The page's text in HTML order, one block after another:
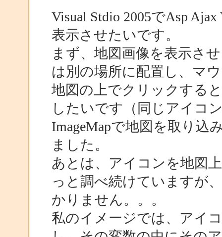
Visual Stdio 2005でAsp
表示させたいです。
まず、地図画像を表示さ
は別の場所に配置し、マ
地図の上でクリックする
したいです（同じアイコ
ImageMapで地図を取り込
ました。
あとは、アイコンを地図
っと調べ続けていますが
かりません。。。
私のイメージでは、アイ